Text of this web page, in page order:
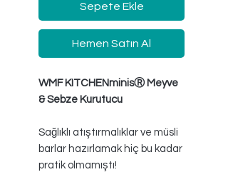
Sepete Ekle
Hemen Satın Al
WMF KITCHENminisⓇ Meyve
& Sebze Kurutucu
Sağlıklı atıştırmalıklar ve müsli
barlar hazırlamak hiç bu kadar
pratik olmamıştı!